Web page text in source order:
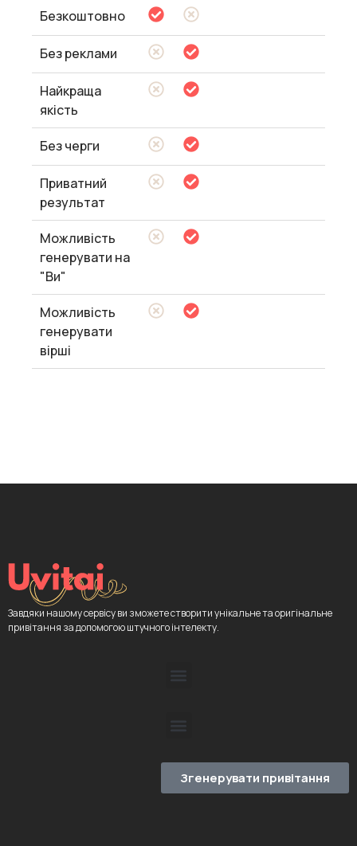
Безкоштовно
Без реклами
Найкраща
якість
Без черги
Приватний
результат
Можливість
генерувати на
"Ви"
Можливість
генерувати
вірші
Завдяки нашому сервісу ви зможете створити унікальне та оригінальне
привітання за допомогою штучного інтелекту.
Згенерувати привітання